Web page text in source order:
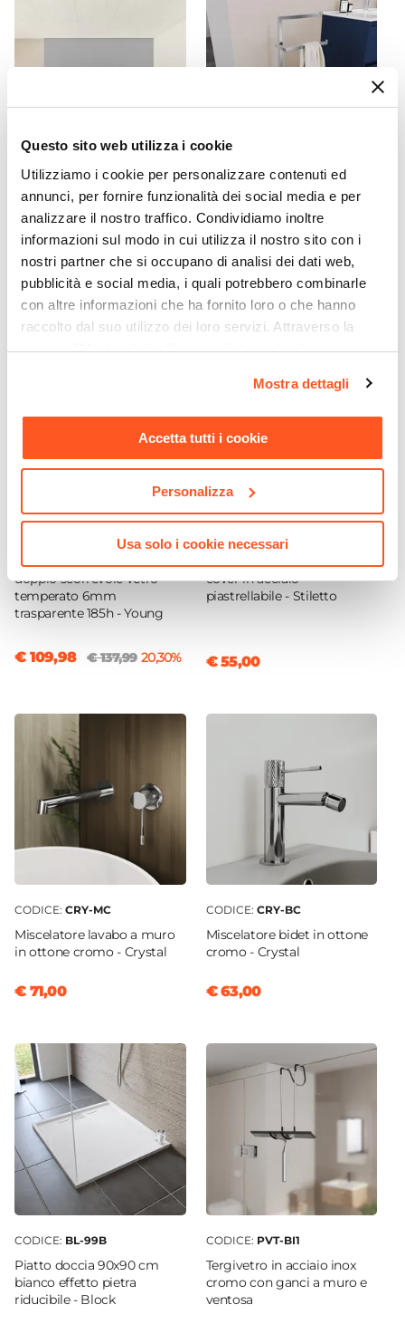
Questo sito web utilizza i cookie
Utilizziamo i cookie per personalizzare contenuti ed
annunci, per fornire funzionalità dei social media e per
analizzare il nostro traffico. Condividiamo inoltre
informazioni sul modo in cui utilizza il nostro sito con i
nostri partner che si occupano di analisi dei dati web,
pubblicità e social media, i quali potrebbero combinarle
con altre informazioni che ha fornito loro o che hanno
raccolto dal suo utilizzo dei loro servizi. Attraverso la
sezione "Mostra dettagli" è possibile gestire le proprie
momento. Per maggiori informazioni si invita a leggere la
nostraCookie Policy.
Mostra dettagli
Accetta tutti i cookie
Personalizza
Usa solo i cookie necessari
Ottone
Colore
Doccino
Incluso
Termostatico
Getti Idromassaggio |A Cascata
RK17G
Piatto doccia 100x70 cm
ultraslim riducibile grigio
effetto pietra - Rok
€ 82,00
CODICE: PPA-CB
Piantana portasciugamani
in acciaio inox cromo e base
in vetro bianco - Naya
€ 22,00
Box doccia 70x90 cm
doppio scorrevole vetro
temperato 6mm
trasparente 185h - Young
€ 109,98 € 137,99 20,30%
CODICE: CNL11P
Canalina doccia 110 cm
cover in acciaio
piastrellabile - Stiletto
€ 55,00
CODICE: CRY-MC
Miscelatore lavabo a muro
in ottone cromo - Crystal
€ 71,00
CODICE: CRY-BC
Miscelatore bidet in ottone
cromo - Crystal
€ 63,00
CODICE: BL-99B
Piatto doccia 90x90 cm
bianco effetto pietra
riducibile - Block
CODICE: PVT-BI1
Tergivetro in acciaio inox
cromo con ganci a muro e
ventosa